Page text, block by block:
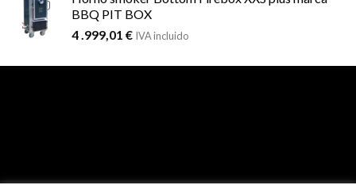
BBQ PIT BOX
4 .999,01 € IVA incluido